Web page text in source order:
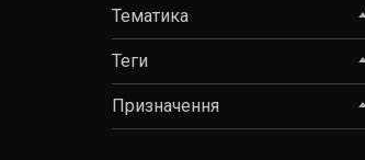
Тематика
Теги
Призначення